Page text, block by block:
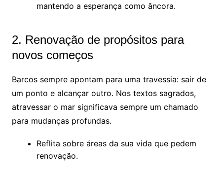
mantendo a esperança como âncora.
2. Renovação de propósitos para
novos começos
Barcos sempre apontam para uma travessia: sair de
um ponto e alcançar outro. Nos textos sagrados,
atravessar o mar significava sempre um chamado
para mudanças profundas.
Reflita sobre áreas da sua vida que pedem
renovação.